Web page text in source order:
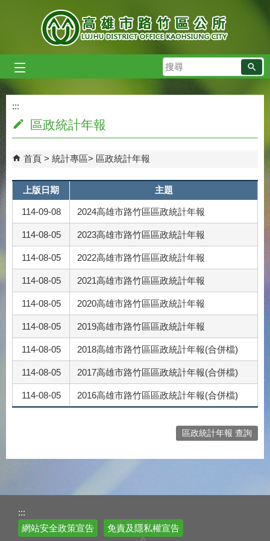
跳到主要內容區塊
搜
尋
:::
區政統計年報
首頁 統計專區 區政統計年報
上版日期 主題
114-09-08 2024高雄市路竹區區政統計年報
114-08-05 2023高雄市路竹區區政統計年報
114-08-05 2022高雄市路竹區區政統計年報
114-08-05 2021高雄市路竹區區政統計年報
114-08-05 2020高雄市路竹區區政統計年報
114-08-05 2019高雄市路竹區區政統計年報
114-08-05 2018高雄市路竹區區政統計年報(合併檔)
114-08-05 2017高雄市路竹區區政統計年報(合併檔)
114-08-05 2016高雄市路竹區區政統計年報(合併檔)
區政統計年報 查詢
:::
網站安全政策宣告
免責及隱私權宣告